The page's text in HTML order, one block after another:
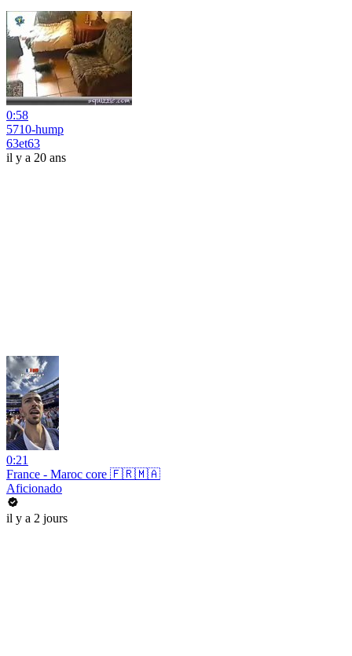
0:58
5710-hump
63et63
il y a 20 ans
0:21
France - Maroc core 🇫🇷🇲🇦
Aficionado
il y a 2 jours